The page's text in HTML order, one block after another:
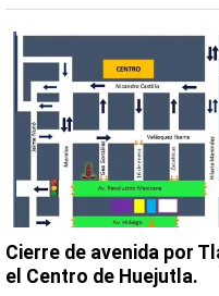
Cierre de avenida por
el Centro de Huejutla.